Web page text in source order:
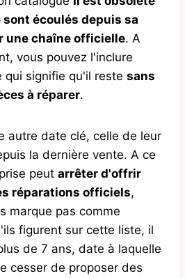
sont écoulés depuis sa
une chaîne officielle. A
vous pouvez l'inclure
signifie qu'il reste sans
à réparer.
autre date clé, celle de leur
la dernière vente. A ce
peut arrêter d'offrir
réparations officiels,
marque pas comme
figurent sur cette liste, il
de 7 ans, date à laquelle
cesser de proposer des